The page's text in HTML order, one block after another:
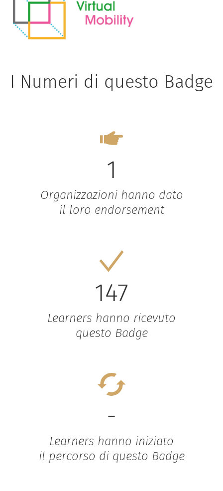
I Numeri di questo Badge
1
Organizzazioni hanno dato
il loro endorsement
147
Learners hanno ricevuto
questo Badge
-
Learners hanno iniziato
il percorso di questo Badge